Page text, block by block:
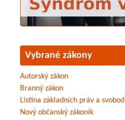
Vybrané zákony
Autorský zákon
Branný zákon
Listina základních práv a svobod
Nový občanský zákoník